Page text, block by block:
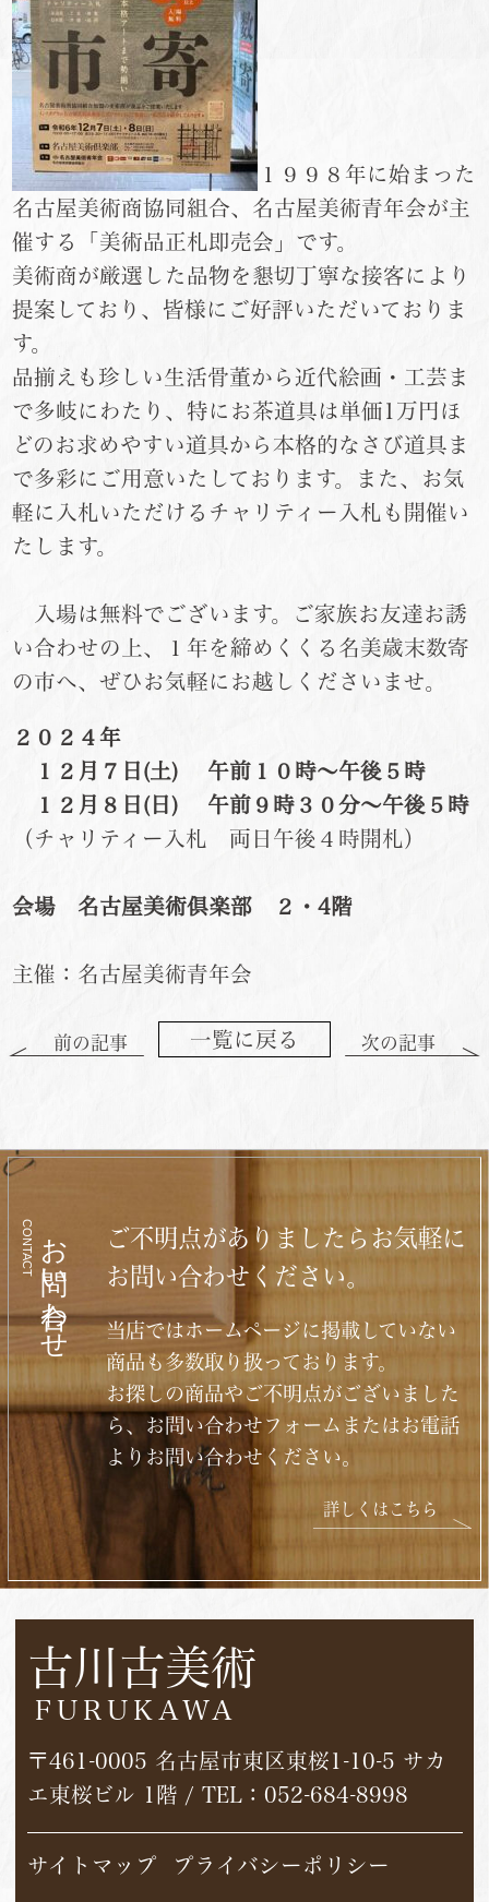
１９９８年に始まった
名古屋美術商協同組合、名古屋美術青年会が主
催する「美術品正札即売会」です。
美術商が厳選した品物を懇切丁寧な接客により
提案しており、皆様にご好評いただいておりま
す。
品揃えも珍しい生活骨董から近代絵画・工芸ま
で多岐にわたり、特にお茶道具は単価1万円ほ
どのお求めやすい道具から本格的なさび道具ま
で多彩にご用意いたしております。また、お気
軽に入札いただけるチャリティー入札も開催い
たします。
入場は無料でございます。ご家族お友達お誘
い合わせの上、１年を締めくくる名美歳末数寄
の市へ、ぜひお気軽にお越しくださいませ。
２０２４年
１２月７日(土) 午前１０時～午後５時
１２月８日(日) 午前９時３０分～午後５時
（チャリティー入札 両日午後４時開札）
会場 名古屋美術倶楽部 ２・4階
主催：名古屋美術青年会
前の記事 一覧に戻る 次の記事
お問い合わせ
CONTACT
ご不明点がありましたらお気軽に
お問い合わせください。
当店ではホームページに掲載していない
商品も多数取り扱っております。
お探しの商品やご不明点がございました
ら、お問い合わせフォームまたはお電話
よりお問い合わせください。
詳しくはこちら
古川古美術
FURUKAWA
〒461-0005 名古屋市東区東桜1-10-5 サカ
エ東桜ビル 1階 / TEL： 052-684-8998
サイトマップ プライバシーポリシー